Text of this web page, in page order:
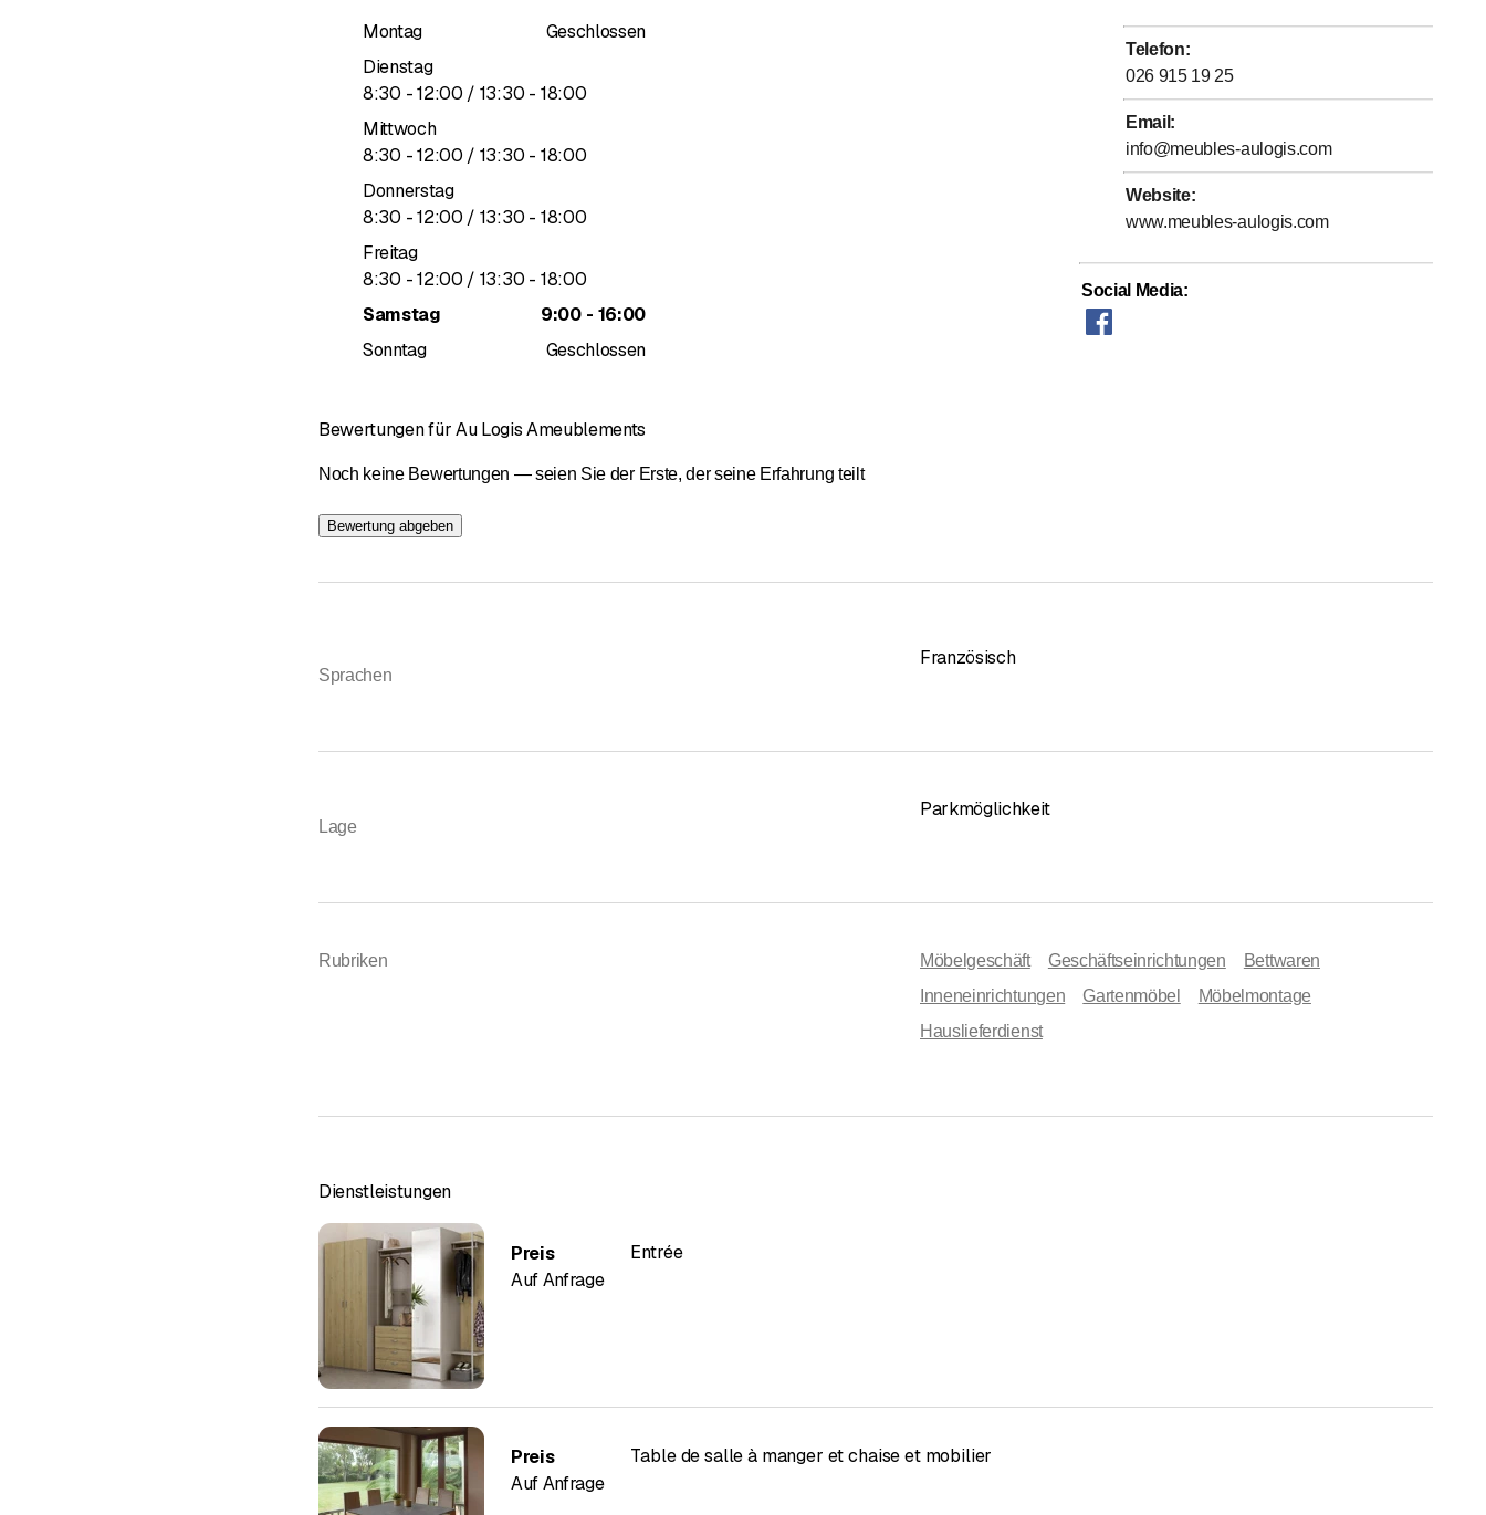
Montag
Geschlossen
Dienstag
8:30 - bis
12:00 / 13:30 - bis
18:00
Mittwoch
8:30 - bis
12:00 / 13:30 - bis
18:00
Donnerstag
8:30 - bis
12:00 / 13:30 - bis
18:00
Freitag
8:30 - bis
12:00 / 13:30 - bis
18:00
Samstag
9:00 - bis
16:00
Sonntag
Geschlossen
Telefon:
026 915 19 25
Email :
info@meubles-aulogis.com
Website:
www.meubles-aulogis.com
Social Media:
Bewertungen für Au Logis Ameublements
Noch keine Bewertungen — seien Sie der Erste, der seine Erfahrung teilt
Bewertung abgeben
Sprachen
Französisch
Lage
Parkmöglichkeit
Rubriken Möbelgeschäft Geschäftseinrichtungen
Bettwaren
Inneneinrichtungen
Gartenmöbel
Möbelmontage
Hauslieferdienst
Dienstleistungen
Entrée
Preis
Auf Anfrage
Table de salle à manger et chaise et mobilier
Preis
Auf Anfrage